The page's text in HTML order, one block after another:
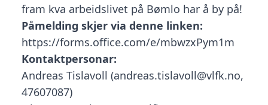
fram kva arbeidslivet på Bømlo har å by på!
Påmelding skjer via denne linken:
https://forms.office.com/e/mbwzxPym1m
Kontaktpersonar:
Andreas Tislavoll (andreas.tislavoll@vlfk.no,
47607087)